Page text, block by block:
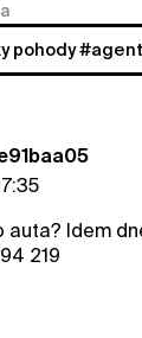
pohody
auta? Idem
219